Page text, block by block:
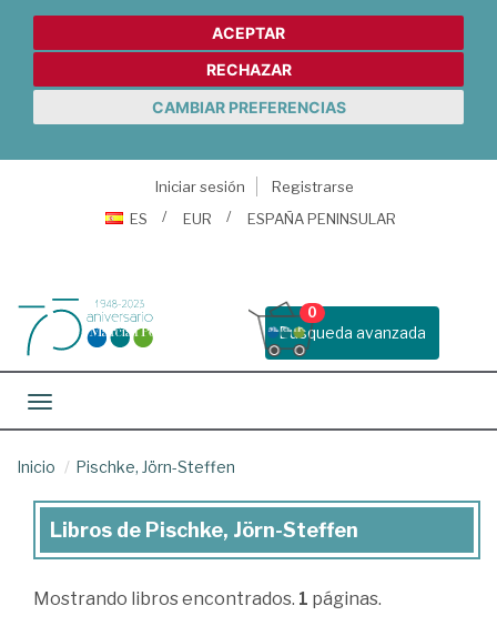
ACEPTAR
RECHAZAR
CAMBIAR PREFERENCIAS
Iniciar sesión
Registrarse
ES
EUR ESPAÑA PENINSULAR
Busqueda avanzada
0
Toggle navigation
Inicio Pischke, Jörn-Steffen
Libros
Pischke,
Libros de Pischke, Jörn-Steffen
Mostrando libros encontrados. 1 páginas.